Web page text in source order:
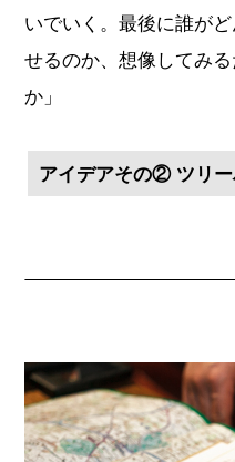
いでいく。最後に誰が
せるのか、想像してみ
か」
アイデアその② ツリ